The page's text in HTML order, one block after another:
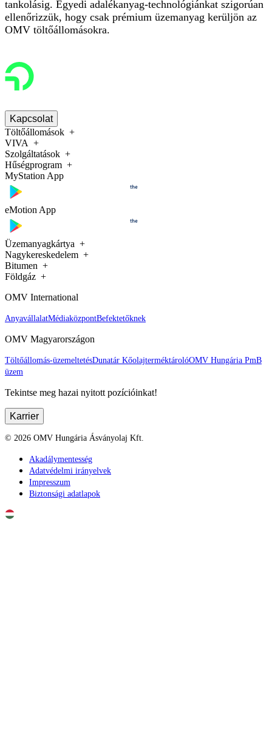
tankolásig. Egyedi adalékanyag-technológiánkat szigorúan
ellenőrizzük, hogy csak prémium üzemanyag kerüljön az
OMV töltőállomásokra.
Kapcsolat
Töltőállomások
VIVA
Szolgáltatások
Hűségprogram
MyStation App
eMotion App
Üzemanyagkártya
Nagykereskedelem
Bitumen
Földgáz
OMV International
AnyavállalatMédiaközpontBefektetőknek
OMV Magyarországon
Töltőállomás-üzemeltetésDunatár KőolajterméktárolóOMV Hungária PmB
üzem
Tekintse meg hazai nyitott pozícióinkat!
Karrier
© 2026 OMV Hungária Ásványolaj Kft.
Akadálymentesség
Adatvédelmi irányelvek
Impresszum
Biztonsági adatlapok